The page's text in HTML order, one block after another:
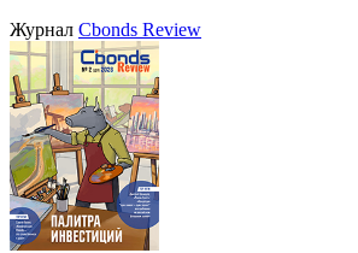
Журнал Cbonds Review